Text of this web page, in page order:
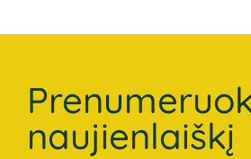
naujienlaiškį